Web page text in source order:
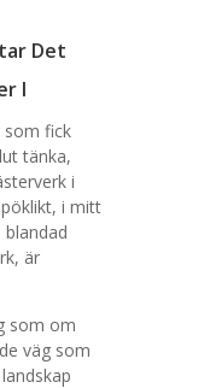
Det
I
som fick
tänka,
i
i mitt
blandad
är
som om
väg som